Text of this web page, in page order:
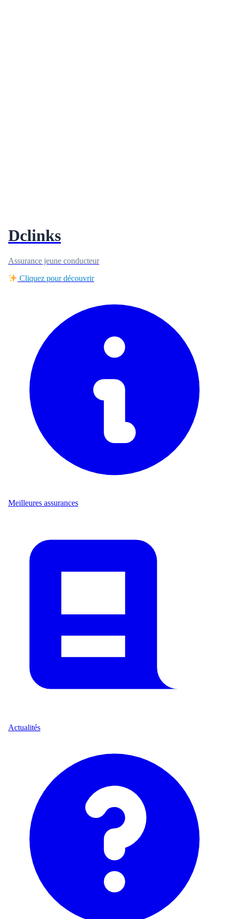
Dclinks
Assurance jeune conducteur
Cliquez pour découvrir
Meilleures assurances
Actualités